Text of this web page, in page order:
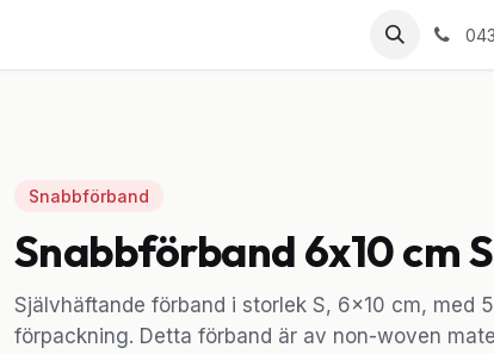
Snabbförband
Snabbförband 6x10 cm
Självhäftande förband i storlek S, 6x10 cm, med
förpackning. Detta förband är av non-woven